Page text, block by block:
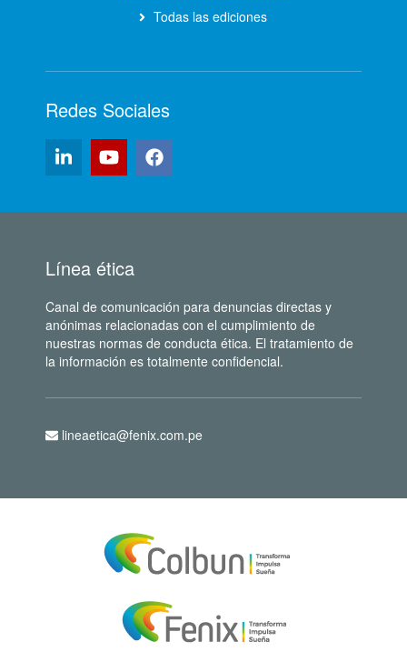
Todas las ediciones
Redes Sociales
Línea ética
Canal de comunicación para denuncias directas y
anónimas relacionadas con el cumplimiento de
nuestras normas de conducta ética. El tratamiento de
la información es totalmente confidencial.
lineaetica@fenix.com.pe